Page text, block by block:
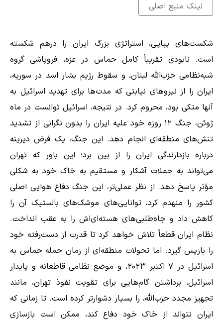
لینک منبع اصلی
شکست‌های پیاپی، استراتژی بزرگ ایران را درهم شکسته
است. نابودی تقریباً کامل حماس در غزه، فروپاشی گروه
شبه‌نظامی حزب‌الله لبنان، و سقوط رژیم بشار اسد در سوریه،
ایران را از نیروهای نیابتی که مدت‌ها برای تهدید اسرائیل به
آنها متکی بود، محروم کرد. در نتیجه، اسرائیل توانست در ماه
ژوئن، جنگ ۱۲ روزه‌ خود علیه ایران را بدون نگرانی از تشدید
تنش‌های منطقه‌ای انجام دهد. این جنگ، یک فرض دیرینه
درباره بازدارندگی ایران را از بین برد؛ این باور که تهران
می‌تواند به حملات آشکار و مستقیم به خاک خود به شکلی
مؤثر پاسخ دهد. از نظر عملی‌تر، این جنگ دفاع هوایی اصلی
کشور را منهدم کرد، توانایی‌های موشک‌های بالستیک آن را
کاهش داد و جاه‌طلبی‌های هسته‌ای‌اش را به عقب انداخت.
نظام ایران قطعاً تلاش خواهد کرد تا قدرت از دست‌رفته خود
را بازپس گیرد. اما تحولات منطقه‌ای از زمان حمله حماس به
اسرائیل در ۷ اکتبر ۲۰۲۳، و موضع نظامی قاطعانه و پایدار
اسرائیل، برداشتن گام‌هایی برای تقویت نفوذ تهران، مانند
تجهیز مجدد حزب‌الله، را بسیار دشوارتر کرده است. تا زمانی که
ایران نتواند از خاک خود دفاع کند، ممکن است بازسازی